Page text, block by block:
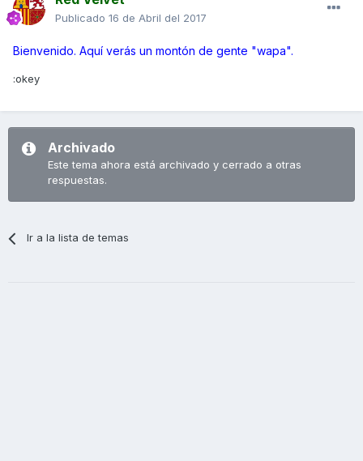
Publicado 16 de Abril del 2017
Bienvenido. Aquí verás un montón de gente "wapa".
:okey
Archivado
Este tema ahora está archivado y cerrado a otras
respuestas.
Ir a la lista de temas